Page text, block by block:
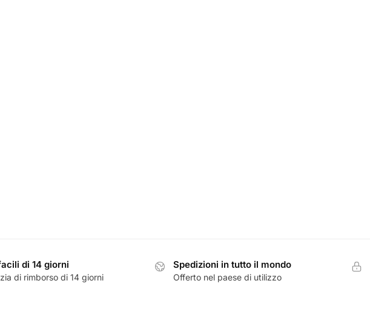
di 14 giorni
di rimborso di 14 giorni
Spedizioni in tutto il mondo
Offerto nel paese di utilizzo